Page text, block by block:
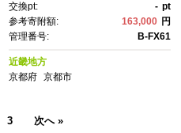
×12回［ 京都 京北産 コシヒカ
リ 新米 精米 おいしい 人気 お
すすめ 米 コメ コシヒカリ お取
り寄せ 通販 送料無料 ふるさと
納税 ］
交換pt: - pt
参考寄附額:
163,000 円
管理番号:
B-FX61
近畿地方
京都府 京都市
3 次へ »